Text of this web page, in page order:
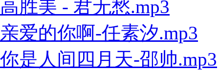
高胜美 - 君无愁.mp3
亲爱的你啊-任素汐.mp3
你是人间四月天-邵帅.mp3